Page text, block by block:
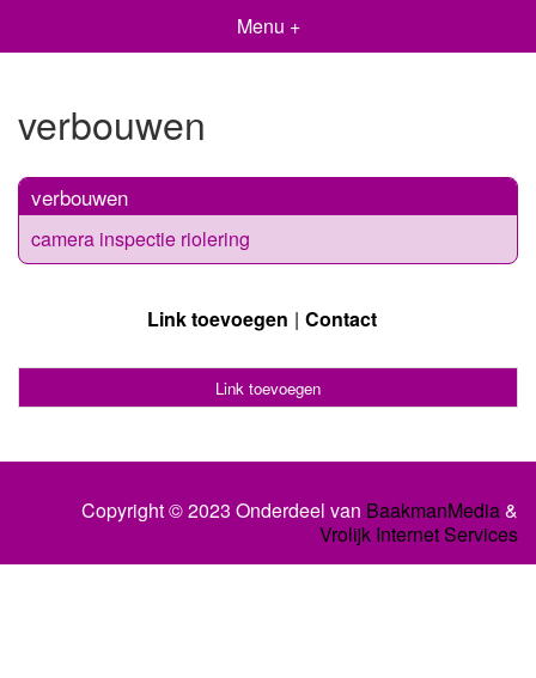
Menu +
verbouwen
verbouwen
camera inspectie riolering
Link toevoegen Contact
Link toevoegen
Copyright © 2023 Onderdeel van BaakmanMedia&
Vrolijk Internet Services